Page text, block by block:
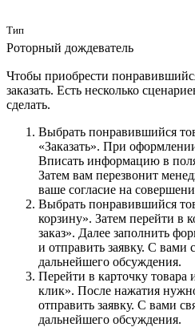
Тип
Роторный дождеватель
Чтобы приобрести
заказать. Есть несколько
сделать.
Выбрать понравившийся
«Заказать». При
Вписать информацию в
Затем вам перезвонит
ваше согласие на
Выбрать понравившийся
корзину». Затем перейти в
заказ». Далее заполнить
и отправить заявку. С вами
дальнейшего обсуждения.
Перейти в карточку товара
клик». После нажатия
отправить заявку. С вами
дальнейшего обсуждения.